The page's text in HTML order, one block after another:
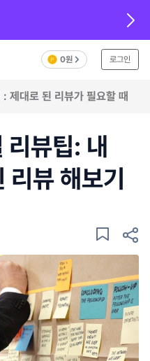
0원 로그인
제대로 된 리뷰가 필요할 때
뷰팁: 내
뷰 해보기